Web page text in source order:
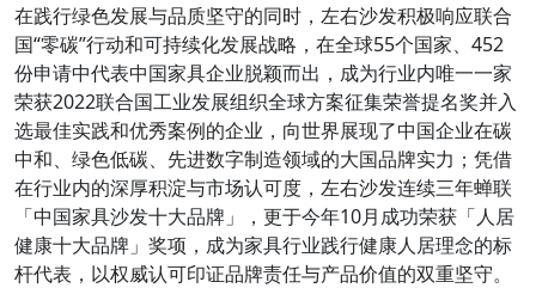
在践行绿色发展与品质坚守的同时，左右沙发积极响应联合
国“零碳”行动和可持续化发展战略，在全球55个国家、452
份申请中代表中国家具企业脱颖而出，成为行业内唯一一家
荣获2022联合国工业发展组织全球方案征集荣誉提名奖并入
选最佳实践和优秀案例的企业，向世界展现了中国企业在碳
中和、绿色低碳、先进数字制造领域的大国品牌实力；凭借
在行业内的深厚积淀与市场认可度，左右沙发连续三年蝉联
「中国家具沙发十大品牌」，更于今年10月成功荣获「人居
健康十大品牌」奖项，成为家具行业践行健康人居理念的标
杆代表，以权威认可印证品牌责任与产品价值的双重坚守。